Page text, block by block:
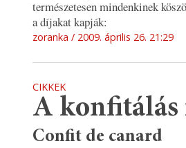
természetesen mindenkinek
a díjakat kapják:
zoranka 2009. április 26. 21:29
CIKKEK
A konfitálás
Confit de canard